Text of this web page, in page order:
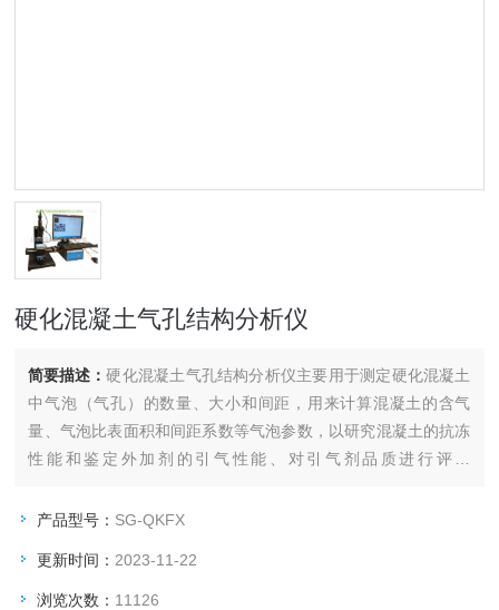
硬化混凝土气孔结构分析仪
简要描述：硬化混凝土气孔结构分析仪主要用于测定硬化混凝土
中气泡（气孔）的数量、大小和间距，用来计算混凝土的含气
量、气泡比表面积和间距系数等气泡参数，以研究混凝土的抗冻
性能和鉴定外加剂的引气性能、对引气剂品质进行评定
产品型号： SG-QKFX
更新时间： 2023-11-22
浏览次数： 11126